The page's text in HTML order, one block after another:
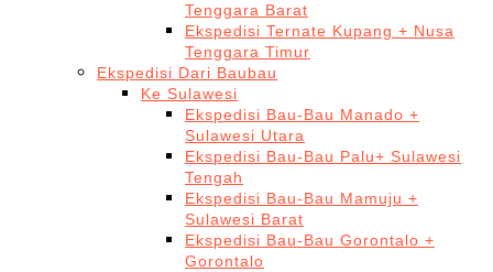
Tenggara Barat
Ekspedisi Ternate Kupang + Nusa
Tenggara Timur
Ekspedisi Dari Baubau
Ke Sulawesi
Ekspedisi Bau-Bau Manado +
Sulawesi Utara
Ekspedisi Bau-Bau Palu+ Sulawesi
Tengah
Ekspedisi Bau-Bau Mamuju +
Sulawesi Barat
Ekspedisi Bau-Bau Gorontalo +
Gorontalo